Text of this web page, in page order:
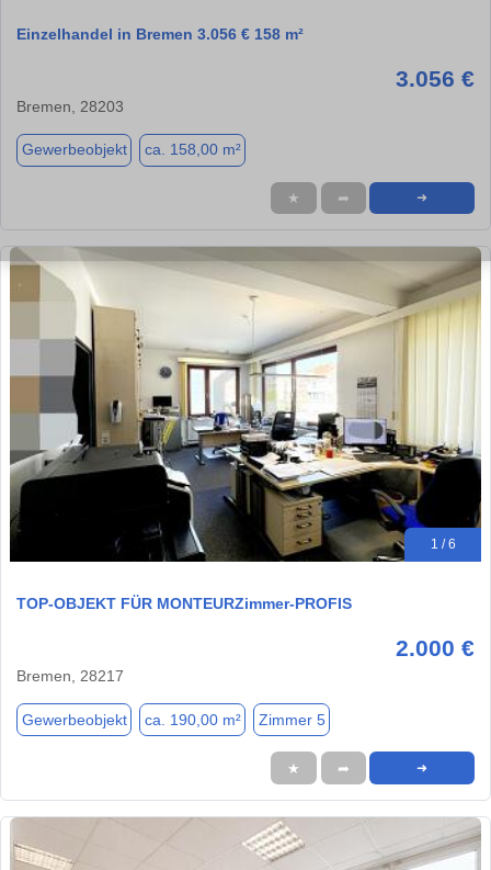
Einzelhandel in Bremen 3.056 € 158 m²
3.056 €
Bremen, 28203
Gewerbeobjekt ca. 158,00 m²
★ ➦ ➜
1 / 6
TOP-OBJEKT FÜR MONTEURZimmer-PROFIS
2.000 €
Bremen, 28217
Gewerbeobjekt ca. 190,00 m² Zimmer 5
★ ➦ ➜